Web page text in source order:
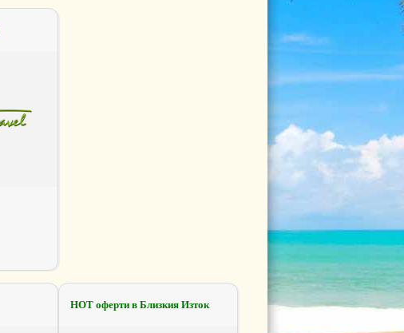
НОТ оферти в Близкия Изток